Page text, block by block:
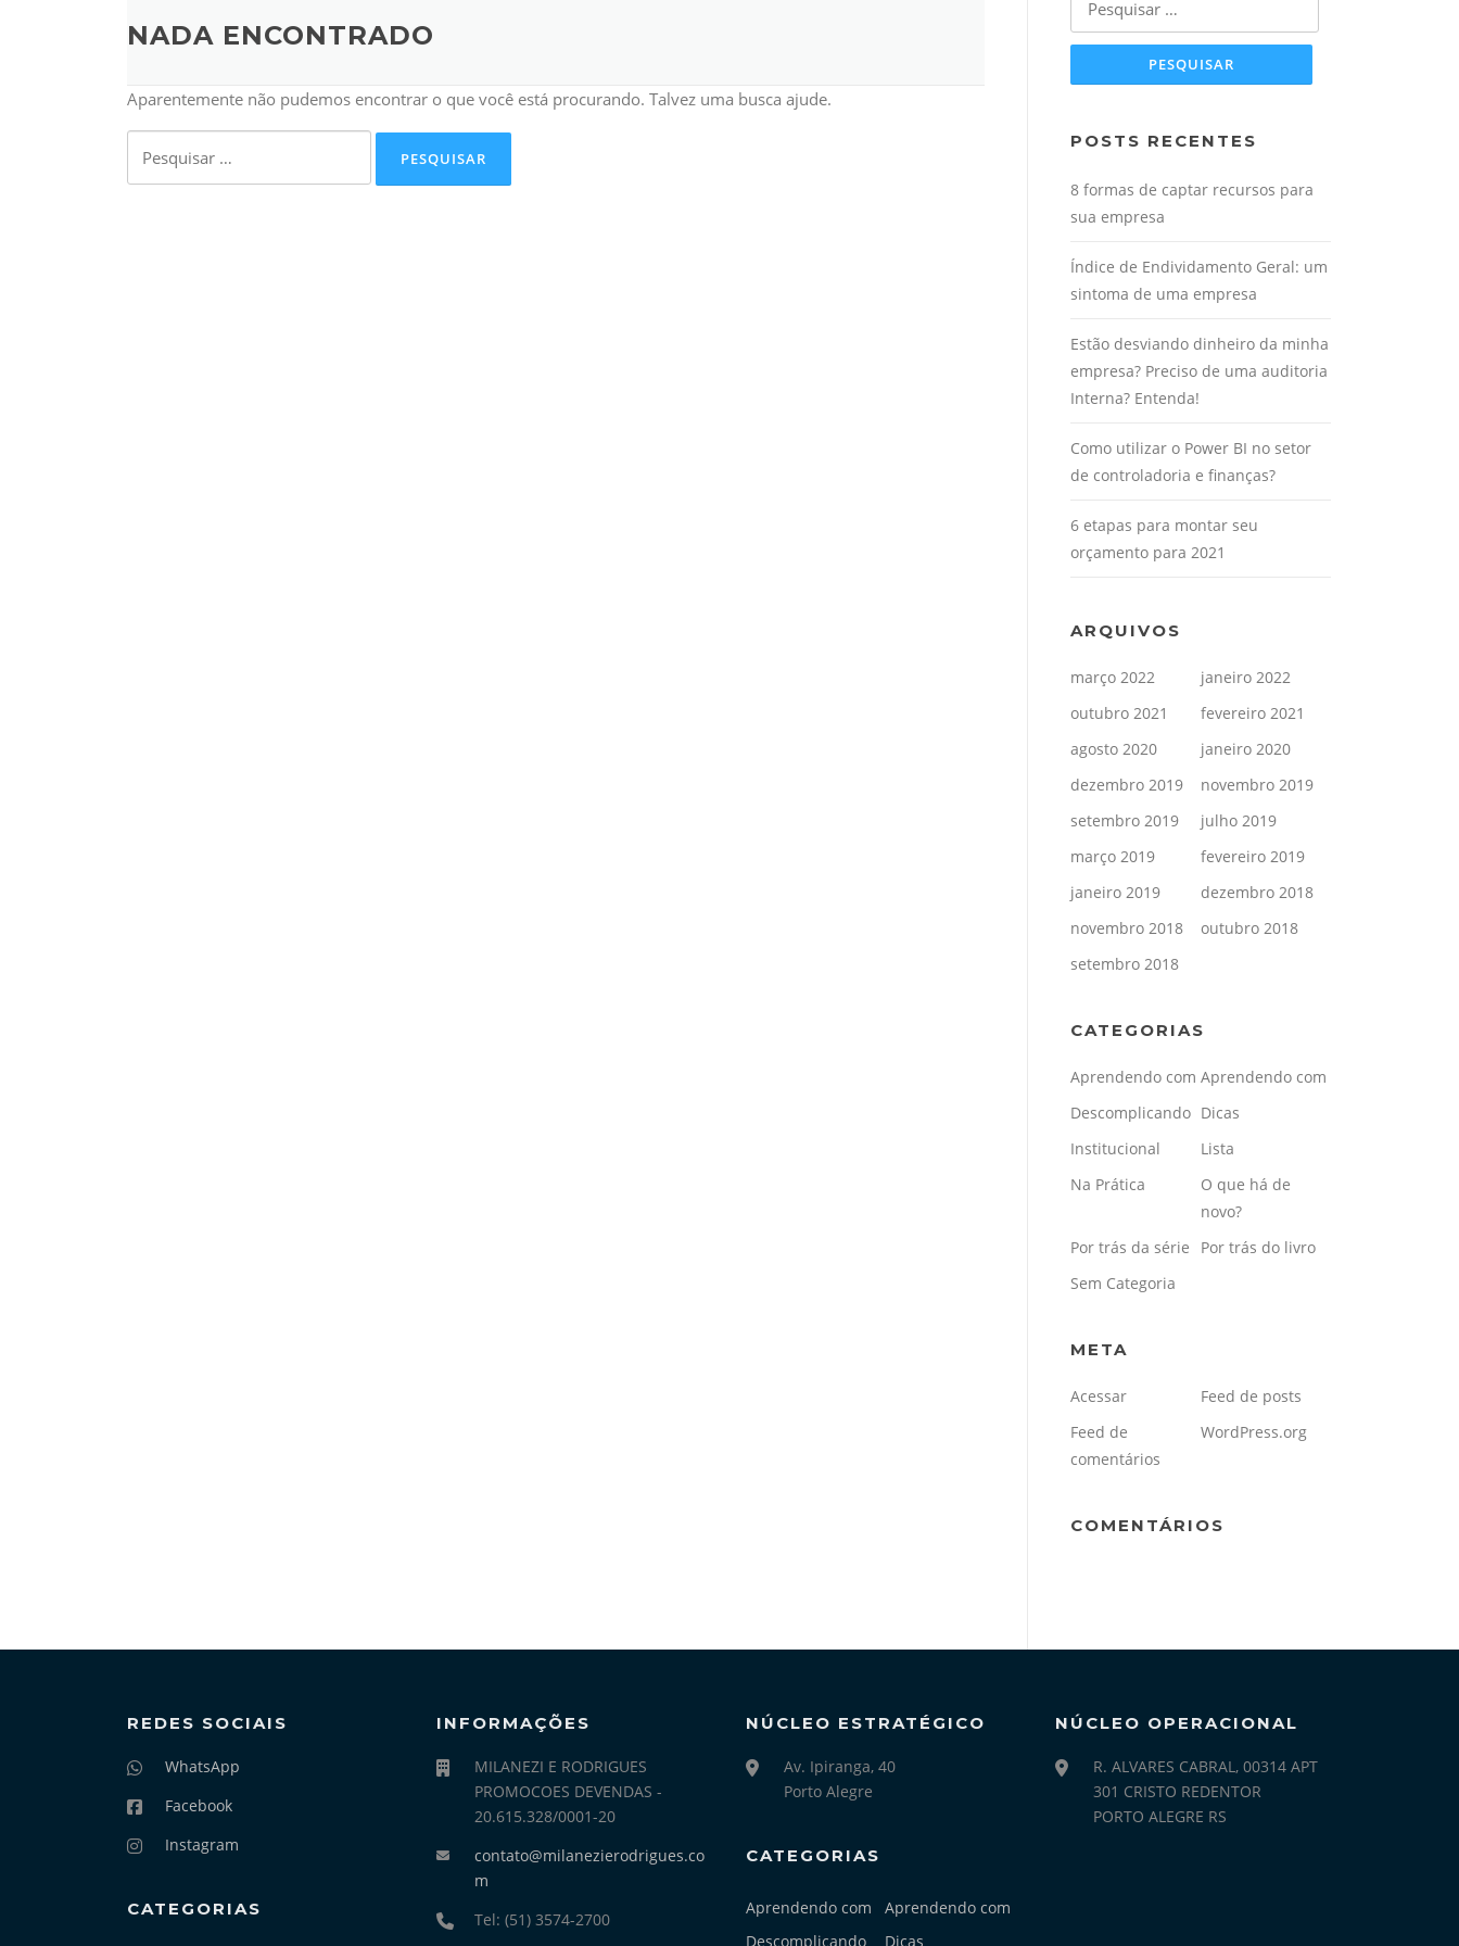
NADA ENCONTRADO
Aparentemente não pudemos encontrar o que você está procurando. Talvez uma busca ajude.
por:
POSTS RECENTES
8 formas de captar recursos para
sua empresa
Índice de Endividamento Geral: um
sintoma de uma empresa
Estão desviando dinheiro da minha
empresa? Preciso de uma auditoria
Interna? Entenda!
Como utilizar o Power BI no setor
de controladoria e finanças?
6 etapas para montar seu
orçamento para 2021
ARQUIVOS
março 2022
janeiro 2022
outubro 2021
fevereiro 2021
agosto 2020
janeiro 2020
dezembro 2019
novembro 2019
setembro 2019
julho 2019
março 2019
fevereiro 2019
janeiro 2019
dezembro 2018
novembro 2018
outubro 2018
setembro 2018
CATEGORIAS
Aprendendo com Aprendendo com
Descomplicando Dicas
Institucional
Lista
Na Prática
O que há de
novo?
Por trás da série
Por trás do livro
Sem Categoria
META
Acessar
Feed de posts
Feed de
comentários
WordPress.org
COMENTÁRIOS
REDES SOCIAIS
WhatsApp
Facebook
Instagram
CATEGORIAS
INFORMAÇÕES
MILANEZI E RODRIGUES
PROMOCOES DEVENDAS -
20.615.328/0001-20
contato@milanezierodrigues.co
m
Tel: (51) 3574-2700
NÚCLEO ESTRATÉGICO
Av. Ipiranga, 40
Porto Alegre
CATEGORIAS
Aprendendo com
Aprendendo com
Descomplicando
Dicas
NÚCLEO OPERACIONAL
R. ALVARES CABRAL, 00314 APT
301 CRISTO REDENTOR
PORTO ALEGRE RS